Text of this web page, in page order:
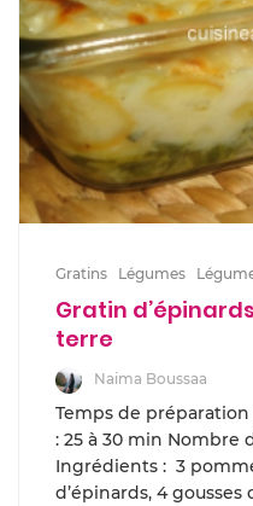
Gratins Légumes
Gratin
terre
Naima Boussaa
Temps de préparation
: 25 à 30 min Nombre
Ingrédients : 3
d’épinards, 4 gousses